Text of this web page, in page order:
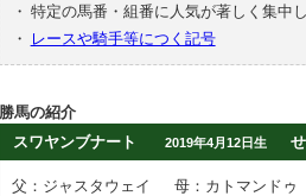
・ 特定の馬番・組番に人気が著しく集中し
・
レースや騎手等につく記号
勝馬の紹介
スワヤンブナート
2019年4月12日生
父：ジャスタウェイ
母：カトマンドゥ